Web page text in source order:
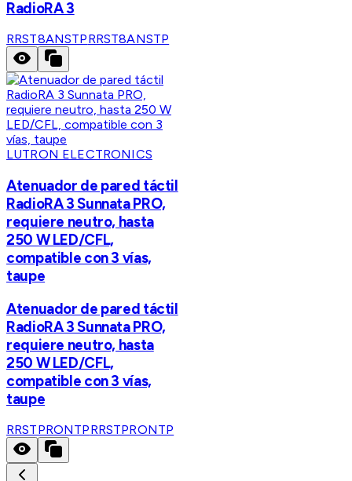
RadioRA 3
RRST8ANSTPRRST8ANSTP
LUTRON ELECTRONICS
Atenuador de pared táctil
RadioRA 3 Sunnata PRO,
requiere neutro, hasta
250 W LED/CFL,
compatible con 3 vías,
taupe
Atenuador de pared táctil
RadioRA 3 Sunnata PRO,
requiere neutro, hasta
250 W LED/CFL,
compatible con 3 vías,
taupe
RRSTPRONTPRRSTPRONTP